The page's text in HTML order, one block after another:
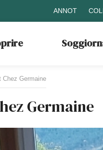
ANNOT
Chez Germaine
Germaine